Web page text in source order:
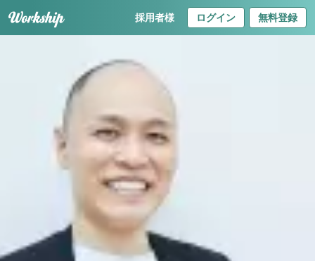
採用者様 ログイン 無料登録